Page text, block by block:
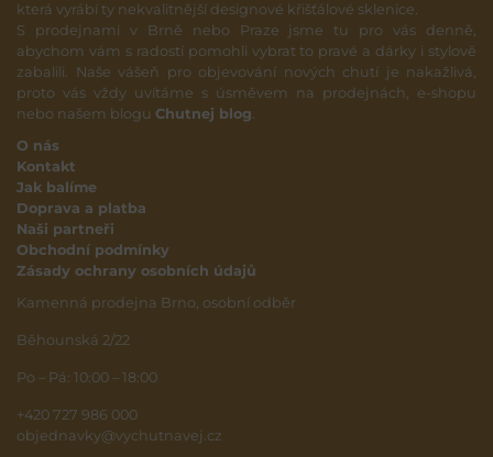
která vyrábí ty nekvalitnější designové křišťálové sklenice.
S prodejnami v Brně nebo Praze jsme tu pro vás denně,
abychom vám s radostí pomohli vybrat to pravé a dárky i stylově
zabalili. Naše vášeň pro objevování nových chutí je nakažlivá,
proto vás vždy uvítáme s úsměvem na prodejnách, e-shopu
nebo našem blogu Chutnej blog.
O nás
Kontakt
Jak balíme
Doprava a platba
Naši partneři
Obchodní podmínky
Zásady ochrany osobních údajů
Kamenná prodejna Brno, osobní odběr
Běhounská 2/22
Po – Pá: 10:00 – 18:00
+420 727 986 000
objednavky@vychutnavej.cz